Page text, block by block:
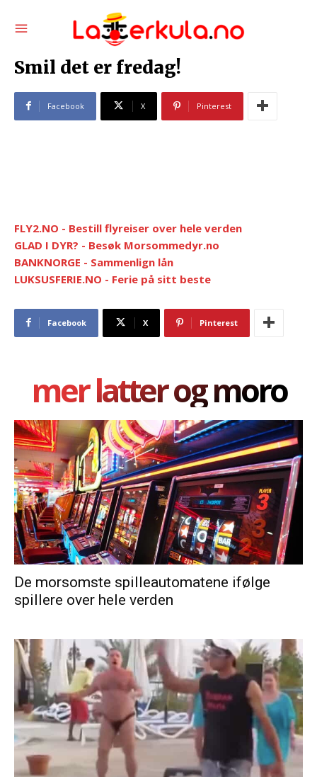
Smil det er fredag!
Facebook X Pinterest
FLY2.NO - Bestill flyreiser over hele verden
GLAD I DYR? - Besøk Morsommedyr.no
BANKNORGE - Sammenlign lån
LUKSUSFERIE.NO - Ferie på sitt beste
Facebook X Pinterest
mer latter og moro
De morsomste spilleautomatene ifølge
spillere over hele verden